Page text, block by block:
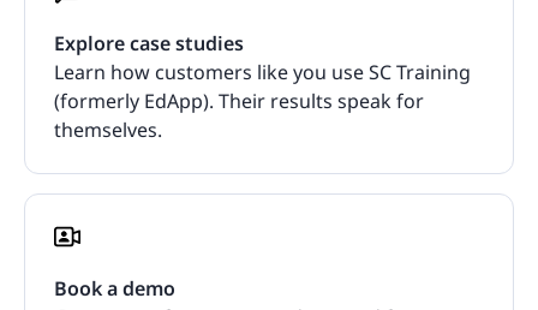
Explore case studies
Learn how customers like you use SC Training
(formerly EdApp). Their results speak for
themselves.
Book a demo